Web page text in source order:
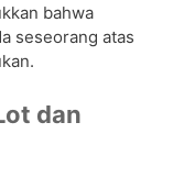
bahwa
seseorang atas
dan